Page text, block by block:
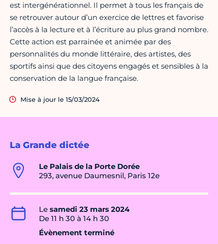
La Grande dictée
Le Palais de la Porte Dorée
293, avenue Daumesnil, Paris 12e
Le samedi 23 mars 2024
De 11 h 30 à 14 h 30
Évènement terminé
est intergénérationnel. Il permet à tous les français de
se retrouver autour d’un exercice de lettres et favorise
l’accès à la lecture et à l’écriture au plus grand nombre.
Cette action est parrainée et animée par des
personnalités du monde littéraire, des artistes, des
sportifs ainsi que des citoyens engagés et sensibles à la
conservation de la langue française.
Mise à jour le 15/03/2024